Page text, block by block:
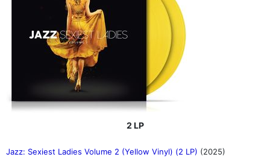
2 LP
Jazz: Sexiest Ladies Volume 2 (Yellow Vinyl) (2 LP) (2025)